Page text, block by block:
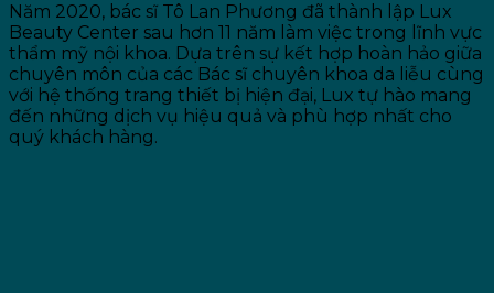
Năm 2020, bác sĩ Tô Lan Phương đã thành lập Lux
Beauty Center sau hơn 11 năm làm việc trong lĩnh vực
thẩm mỹ nội khoa. Dựa trên sự kết hợp hoàn hảo giữa
chuyên môn của các Bác sĩ chuyên khoa da liễu cùng
với hệ thống trang thiết bị hiện đại, Lux tự hào mang
đến những dịch vụ hiệu quả và phù hợp nhất cho
quý khách hàng.